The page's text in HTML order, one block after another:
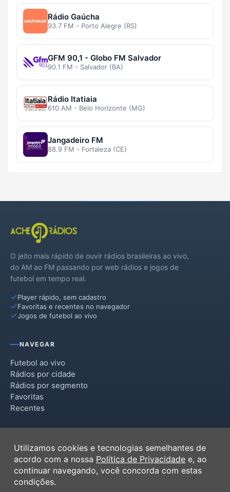
Rádio Gaúcha
93.7 FM - Porto Alegre (RS)
GFM 90,1 - Globo FM Salvador
90.1 FM - Salvador (BA)
Rádio Itatiaia
610 AM - Belo Horizonte (MG)
Jangadeiro FM
88.9 FM - Fortaleza (CE)
O jeito mais rápido de ouvir rádios brasileiras ao vivo,
do AM ao FM passando por web rádios e jogos de
futebol em tempo real.
Player rápido, sem cadastro
Favoritas e recentes no navegador
Jogos de futebol ao vivo
NAVEGAR
Futebol ao vivo
Rádios por cidade
Rádios por segmento
Favoritas
Recentes
Termos de Uso
Política de Privacidade
Ferramentas
Utilizamos cookies e tecnologias semelhantes de
acordo com a nossa Política de Privacidade e, ao
continuar navegando, você concorda com estas
condições.